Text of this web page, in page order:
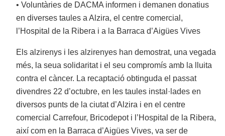
• Voluntàries de DACMA informen i demanen donatius
en diverses taules a Alzira, el centre comercial,
l’Hospital de la Ribera i a la Barraca d’Aigües Vives
Els alzirenys i les alzirenyes han demostrat, una vegada
més, la seua solidaritat i el seu compromís amb la lluita
contra el càncer. La recaptació obtinguda el passat
divendres 22 d’octubre, en les taules instal·lades en
diversos punts de la ciutat d’Alzira i en el centre
comercial Carrefour, Bricodepot i l’Hospital de la Ribera,
així com en la Barraca d’Aigües Vives, va ser de